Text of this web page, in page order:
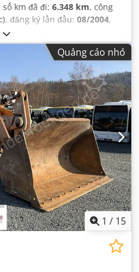
số km đã đi: 6.348 km, công
, đăng ký lần đầu: 08/2004,
xuất:
Quảng cáo nhỏ
1 / 15